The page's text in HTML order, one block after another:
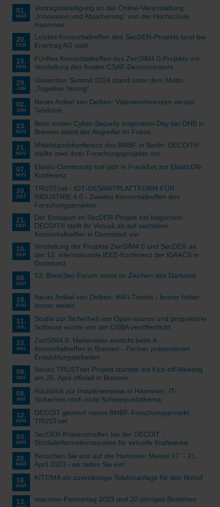
01.
MÄR
Vortragsbeteiligung an der Online-Veranstaltung
„Innovation und Absicherung“ von der Hochschule
Hannover
20.
FEB
Letztes Konsortialtreffen des SecDER-Projekts fand bei
Enertrag AG statt
15.
FEB
Fünftes Konsortialtreffen des ZenSIM4.0-Projekts mit
Vorstellung des finalen CSAF-Demonstrators
29.
JAN
Univention Summit 2024 stand unter dem Motto
„Together Strong“
02.
JAN
Neuer Artikel von Detken: Videokonferenzen versus
Telefonie
23.
NOV
Beim ersten Cyber-Security Inspiration-Day bei OHB in
Bremen stand der Angreifer im Fokus
21.
NOV
Mittelstandskonferenz des BMBF in Berlin: DECOIT®
stellte zwei ihrer Forschungsprojekte vor
07.
NOV
Elastic-Community traf sich in Frankfurt zur ElasticON-
Konferenz
20.
OKT
TRUSTnet - IOT-GESAMTPLATTFORM FÜR
INDUSTRIE 4.0 - Zweites Konsortialtreffen des
Forschungsprojekts
21.
SEP
Der Endspurt im SecDER-Projekt hat begonnen:
DECOIT® stellt ihr VirtualLab auf sechstem
Konsortialtreffen in Darmstadt vor
10.
SEP
Vorstellung der Projekte ZenSIM4.0 und SecDER an
der 12. internationale IEEE-Konferenz der IDAACS in
Dortmund
08.
SEP
53. BremSec-Forum stand im Zeichen des Darknets
18.
AUG
Neuer Artikel von Detken: WiFi-Trends - Immer höher,
immer weiter
31.
JUL
Studie zur Sicherheit von Open-source und proprietärer
Software wurde von der OSBA veröffentlicht
23.
MAI
ZenSIM4.0: Meilenstein erreicht beim 4.
Konsortialtreffen in Bremen - Partner präsentieren
Entwicklungsarbeiten
09.
MAI
Neues TRUSTnet-Projekt startete mit Kick-off-Meeting
am 25. April offiziell in Bremen
08.
MAI
Rückblick zur Industriemesse in Hannover: IT-
Sicherheit noch nicht Schwerpunktthema
12.
APR
DECOIT gewinnt neues BMBF-Forschungsprojekt
TRUSTnet
03.
APR
SecDER-Präsenztreffen bei der DECOIT -
Störfallinformationssystem für virtuelle Kraftwerke
20.
MÄR
Besuchen Sie uns auf der Hannover Messe 17. - 21.
April 2023 - wir laden Sie ein!
16.
MÄR
KITOMA als zuverlässige Telefonanlage für den Notruf
13. macmon-Partnertag 2023 und 20-jähriges Bestehen